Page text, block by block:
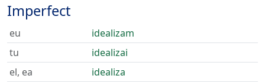
Imperfect
eu
idealizam
tu
idealizai
el, ea
idealiza